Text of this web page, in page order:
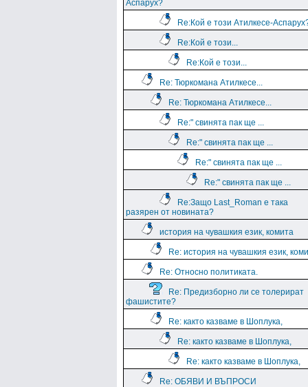
Аспарух?
Re:Кой е този Атилкесе-
Re:Кой е този...
Re:Кой е този...
Re: Тюркомана Атилкесе...
Re: Тюркомана Атилкесе...
Re:" свинята пак ще ...
Re:" свинята пак ще ...
Re:" свинята пак ще ...
Re:" свинята пак ще ...
Re:Защо Last_Roman e така
разярен от новината?
история на чувашкия език, комита
Re: история на чувашкия език,
Re: Относно политиката.
Re: Предизборно ли се толерират
фашистите?
Re: както казваме в Шоплука,
Re: както казваме в Шоплука,
Re: както казваме в Шоплука,
Re: ОБЯВИ И ВЪПРОСИ